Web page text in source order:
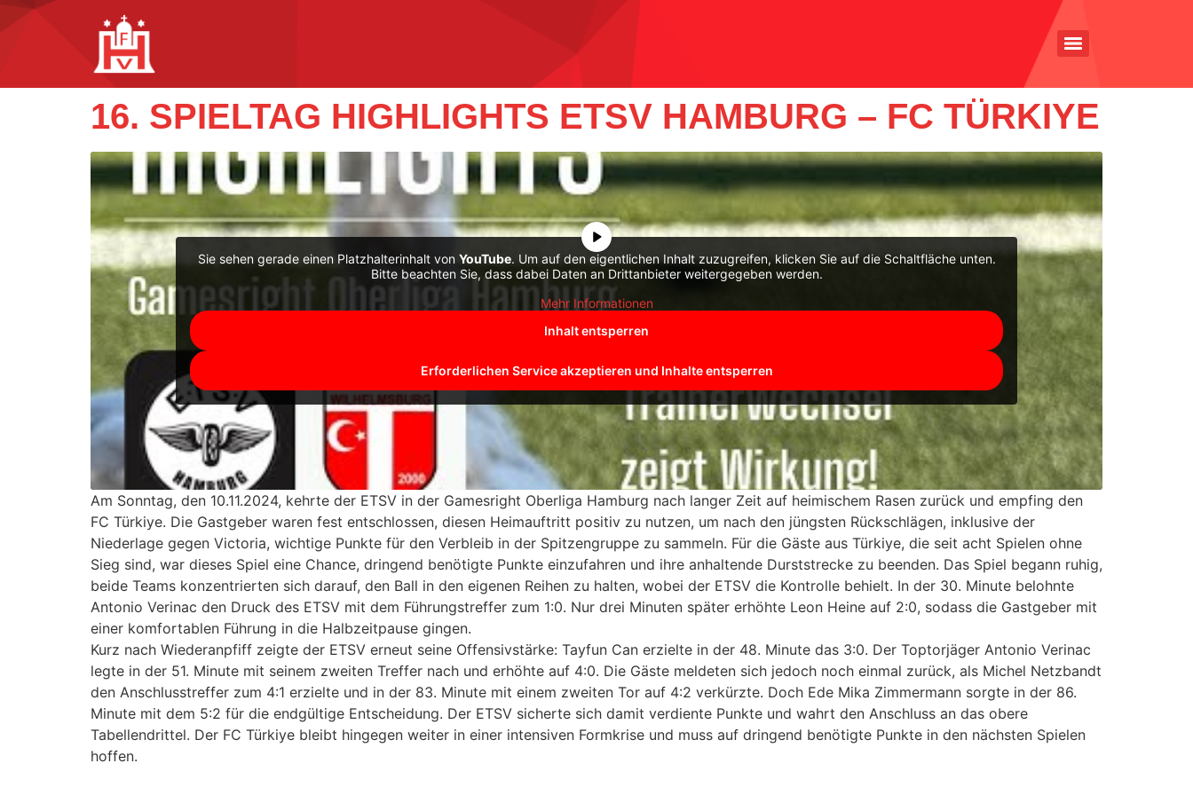
16. SPIELTAG HIGHLIGHTS ETSV HAMBURG – FC TÜRKIYE
Sie sehen gerade einen Platzhalterinhalt von YouTube. Um auf den eigentlichen Inhalt zuzugreifen, klicken Sie auf die Schaltfläche unten.
Bitte beachten Sie, dass dabei Daten an Drittanbieter weitergegeben werden.
Mehr Informationen
Inhalt entsperren
Erforderlichen Service akzeptieren und Inhalte entsperren
Am Sonntag, den 10.11.2024, kehrte der ETSV in der Gamesright Oberliga Hamburg nach langer Zeit auf heimischem Rasen zurück und empfing den
FC Türkiye. Die Gastgeber waren fest entschlossen, diesen Heimauftritt positiv zu nutzen, um nach den jüngsten Rückschlägen, inklusive der
Niederlage gegen Victoria, wichtige Punkte für den Verbleib in der Spitzengruppe zu sammeln. Für die Gäste aus Türkiye, die seit acht Spielen ohne
Sieg sind, war dieses Spiel eine Chance, dringend benötigte Punkte einzufahren und ihre anhaltende Durststrecke zu beenden. Das Spiel begann ruhig,
beide Teams konzentrierten sich darauf, den Ball in den eigenen Reihen zu halten, wobei der ETSV die Kontrolle behielt. In der 30. Minute belohnte
Antonio Verinac den Druck des ETSV mit dem Führungstreffer zum 1:0. Nur drei Minuten später erhöhte Leon Heine auf 2:0, sodass die Gastgeber mit
einer komfortablen Führung in die Halbzeitpause gingen.
Kurz nach Wiederanpfiff zeigte der ETSV erneut seine Offensivstärke: Tayfun Can erzielte in der 48. Minute das 3:0. Der Toptorjäger Antonio Verinac
legte in der 51. Minute mit seinem zweiten Treffer nach und erhöhte auf 4:0. Die Gäste meldeten sich jedoch noch einmal zurück, als Michel Netzbandt
den Anschlusstreffer zum 4:1 erzielte und in der 83. Minute mit einem zweiten Tor auf 4:2 verkürzte. Doch Ede Mika Zimmermann sorgte in der 86.
Minute mit dem 5:2 für die endgültige Entscheidung. Der ETSV sicherte sich damit verdiente Punkte und wahrt den Anschluss an das obere
Tabellendrittel. Der FC Türkiye bleibt hingegen weiter in einer intensiven Formkrise und muss auf dringend benötigte Punkte in den nächsten Spielen
hoffen.